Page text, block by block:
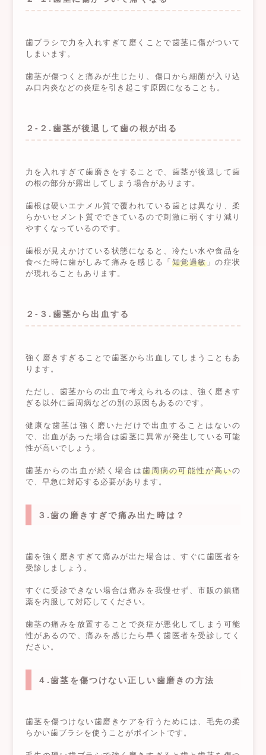
歯ブラシで力を入れすぎて磨くことで歯茎に傷がついて
しまいます。
歯茎が傷つくと痛みが生じたり、傷口から細菌が入り込
み口内炎などの炎症を引き起こす原因になることも。
２-２.歯茎が後退して歯の根が出る
力を入れすぎて歯磨きをすることで、歯茎が後退して歯
の根の部分が露出してしまう場合があります。
歯根は硬いエナメル質で覆われている歯とは異なり、柔
らかいセメント質でできているので刺激に弱くすり減り
やすくなっているのです。
歯根が見えかけている状態になると、冷たい水や食品を
食べた時に歯がしみて痛みを感じる「知覚過敏」の症状
が現れることもあります。
２-３.歯茎から出血する
強く磨きすぎることで歯茎から出血してしまうこともあ
ります。
ただし、歯茎からの出血で考えられるのは、強く磨きす
ぎる以外に歯周病などの別の原因もあるのです。
健康な歯茎は強く磨いただけで出血することはないの
で、出血があった場合は歯茎に異常が発生している可能
性が高いでしょう。
歯茎からの出血が続く場合は歯周病の可能性が高いの
で、早急に対応する必要があります。
３.歯の磨きすぎで痛み出た時は？
歯を強く磨きすぎて痛みが出た場合は、すぐに歯医者を
受診しましょう。
すぐに受診できない場合は痛みを我慢せず、市販の鎮痛
薬を内服して対応してください。
歯茎の痛みを放置することで炎症が悪化してしまう可能
性があるので、痛みを感じたら早く歯医者を受診してく
ださい。
４.歯茎を傷つけない正しい歯磨きの方法
歯茎を傷つけない歯磨きケアを行うためには、毛先の柔
らかい歯ブラシを使うことがポイントです。